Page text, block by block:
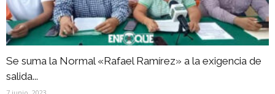
Se suma la Normal «Rafael Ramírez» a la exigencia de
salida...